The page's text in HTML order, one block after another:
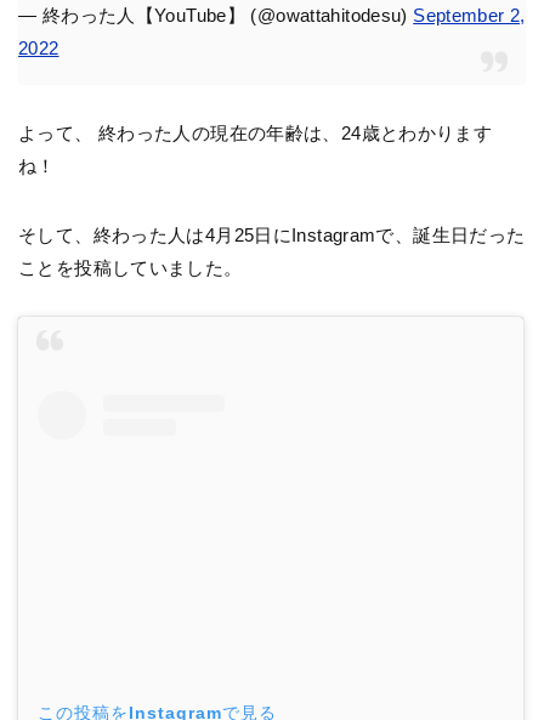
— 終わった人【YouTube】 (@owattahitodesu) September 2,
2022
よって、 終わった人の現在の年齢は、24歳とわかります
ね！
そして、終わった人は4月25日にInstagramで、誕生日だった
ことを投稿していました。
この投稿をInstagramで見る